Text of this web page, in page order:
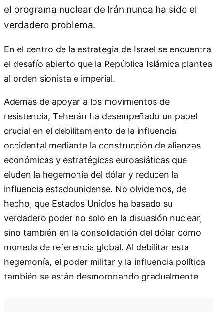
el programa nuclear de Irán nunca ha sido el
verdadero problema.
En el centro de la estrategia de Israel se encuentra
el desafío abierto que la República Islámica plantea
al orden sionista e imperial.
Además de apoyar a los movimientos de
resistencia, Teherán ha desempeñado un papel
crucial en el debilitamiento de la influencia
occidental mediante la construcción de alianzas
económicas y estratégicas euroasiáticas que
eluden la hegemonía del dólar y reducen la
influencia estadounidense. No olvidemos, de
hecho, que Estados Unidos ha basado su
verdadero poder no solo en la disuasión nuclear,
sino también en la consolidación del dólar como
moneda de referencia global. Al debilitar esta
hegemonía, el poder militar y la influencia política
también se están desmoronando gradualmente.